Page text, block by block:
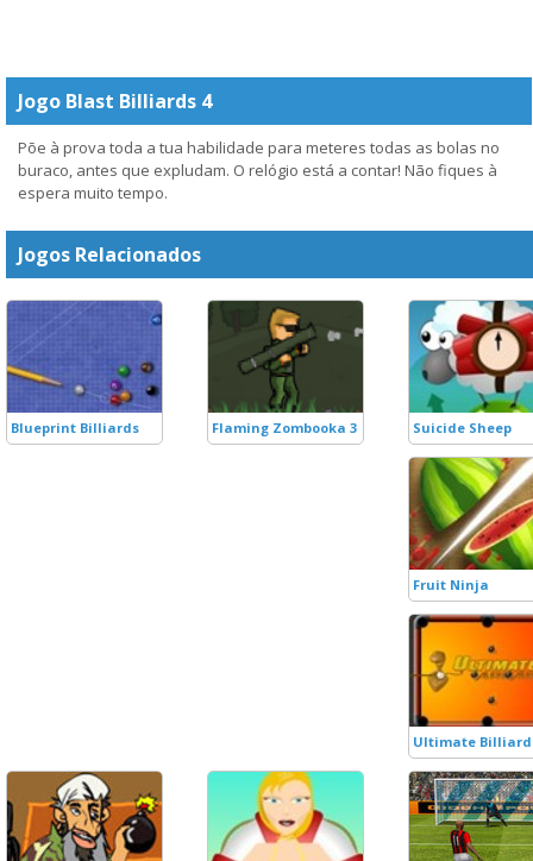
Jogo Blast Billiards 4
Põe à prova toda a tua habilidade para meteres todas as bolas no
buraco, antes que expludam. O relógio está a contar! Não fiques à
espera muito tempo.
Jogos Relacionados
Blueprint Billiards Flaming Zombooka 3 Suicide Sheep
Fruit Ninja
Ultimate